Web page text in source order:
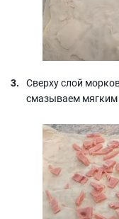
Сверху слой
смазываем